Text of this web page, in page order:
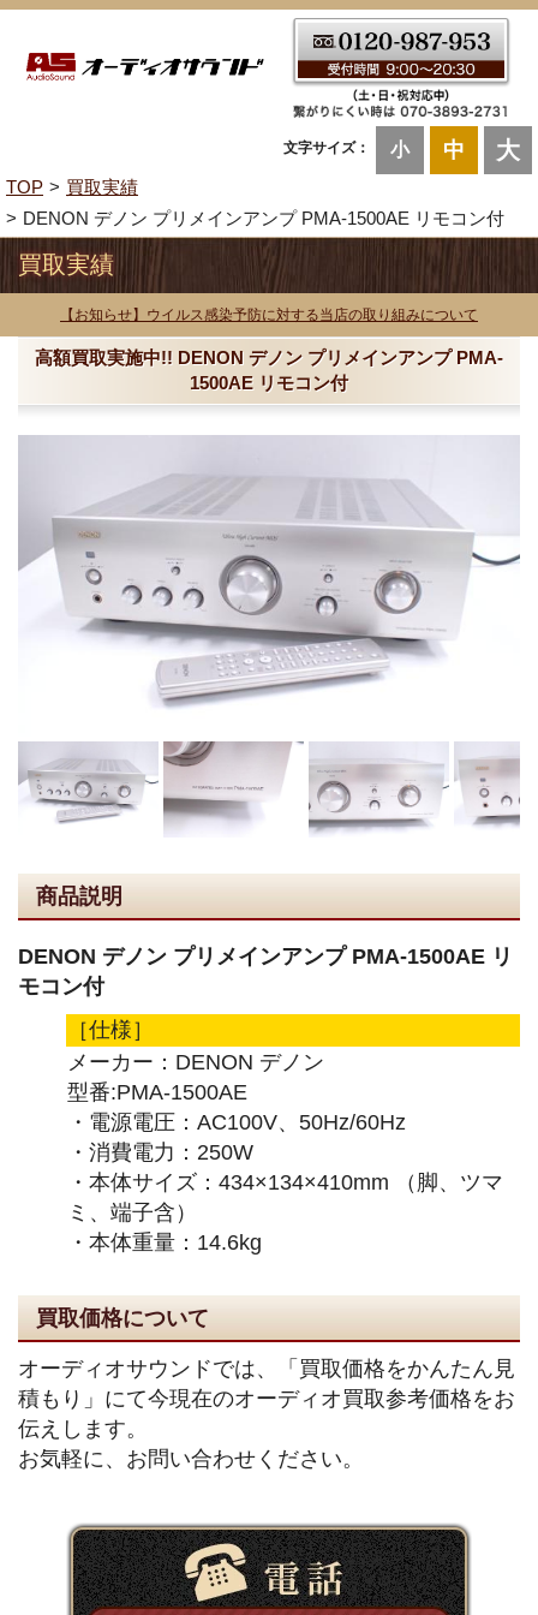
文字サイズ： 小 中 大
TOP
買取実績
DENON デノン プリメインアンプ PMA-1500AE リモコン付
買取実績
【お知らせ】ウイルス感染予防に対する当店の取り組みについて
高額買取実施中!! DENON デノン プリメインアンプ PMA-
1500AE リモコン付
商品説明
DENON デノン プリメインアンプ PMA-1500AE リ
モコン付
［仕様］
メーカー：DENON デノン
型番:PMA-1500AE
・電源電圧：AC100V、50Hz/60Hz
・消費電力：250W
・本体サイズ：434×134×410mm （脚、ツマ
ミ、端子含）
・本体重量：14.6kg
買取価格について
オーディオサウンドでは、「買取価格をかんたん見
積もり」にて今現在のオーディオ買取参考価格をお
伝えします。
お気軽に、お問い合わせください。